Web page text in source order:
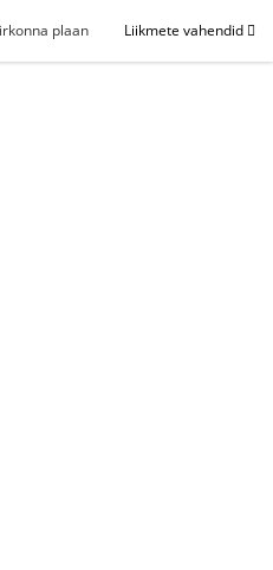
plaan Liikmete vahendid